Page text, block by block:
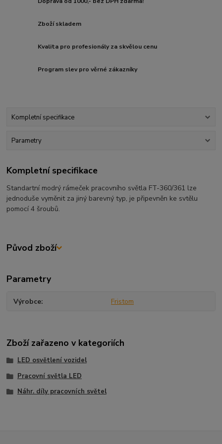
Zboží skladem
Kvalita pro profesionály za skvělou cenu
Program slev pro věrné zákazníky
Kompletní specifikace
Parametry
Kompletní specifikace
Standartní modrý rámeček pracovního světla FT-360/361 lze
jednoduše vyměnit za jiný barevný typ, je připevněn ke svtělu
pomocí 4 šroubů.
Původ zboží
Parametry
Výrobce Fristom
Zboží zařazeno v kategoriích
LED osvětlení vozidel
Pracovní světla LED
Náhr. díly pracovních světel